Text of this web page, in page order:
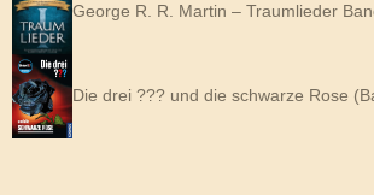
George R. R. Martin – Traumlieder
Die drei ??? und die schwarze Rose